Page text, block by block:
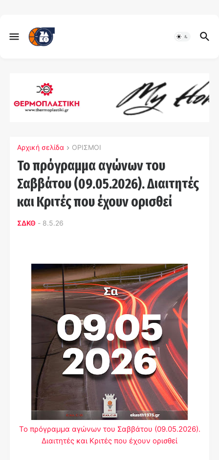
Αρχική σελίδα ΟΡΙΣΜΟΙ
Το πρόγραμμα αγώνων του
Σαββάτου (09.05.2026). Διαιτητές
και Kριτές που έχουν ορισθεί
ΣΔΚΘ - 8.5.26
Το πρόγραμμα αγώνων του Σαββάτου (09.05.2026).
Διαιτητές και Kριτές που έχουν ορισθεί